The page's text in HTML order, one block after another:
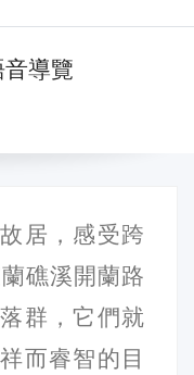
導覽
居，感受跨
礁溪開蘭路
群，它們就
而睿智的目